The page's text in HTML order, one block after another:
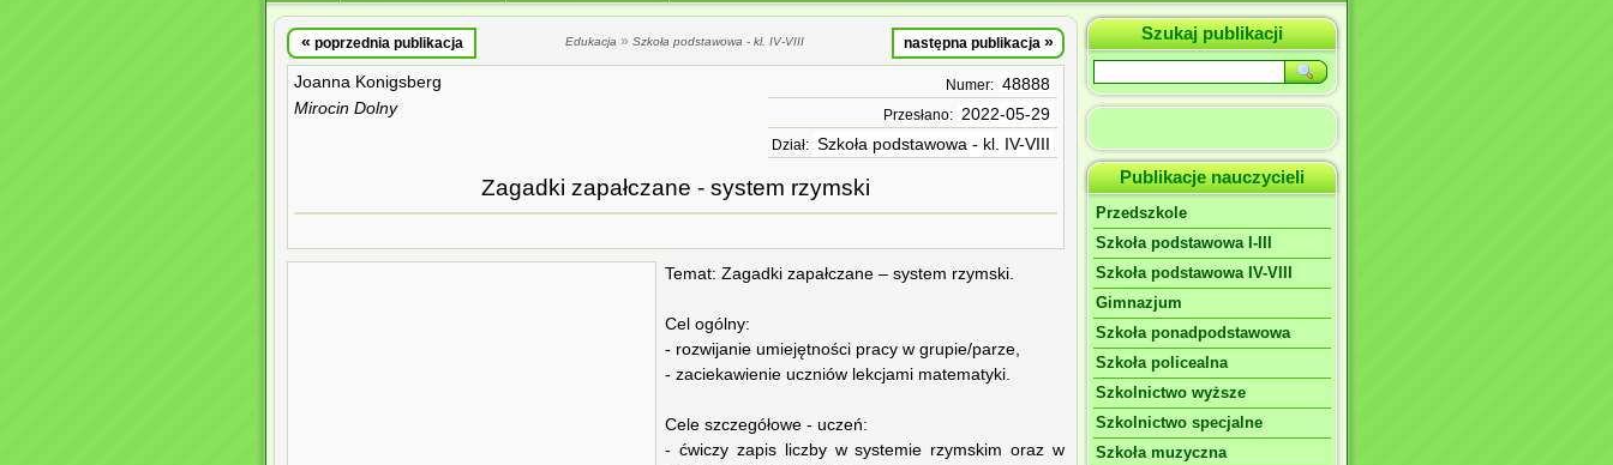
« poprzednia publikacja Edukacja » Szkoła podstawowa - kl. IV-VIII następna publikacja »
Joanna Konigsberg
Mirocin Dolny
Numer: 48888
Przesłano: 2022-05-29
Dział: Szkoła podstawowa - kl. IV-VIII
Zagadki zapałczane - system rzymski
Temat: Zagadki zapałczane – system rzymski.
Cel ogólny:
- rozwijanie umiejętności pracy w grupie/parze,
- zaciekawienie uczniów lekcjami matematyki.
Cele szczegółowe - uczeń:
- ćwiczy zapis liczby w systemie rzymskim oraz w
Szukaj publikacji
Publikacje nauczycieli
Przedszkole
Szkoła podstawowa I-III
Szkoła podstawowa IV-VIII
Gimnazjum
Szkoła ponadpodstawowa
Szkoła policealna
Szkolnictwo wyższe
Szkolnictwo specjalne
Szkoła muzyczna